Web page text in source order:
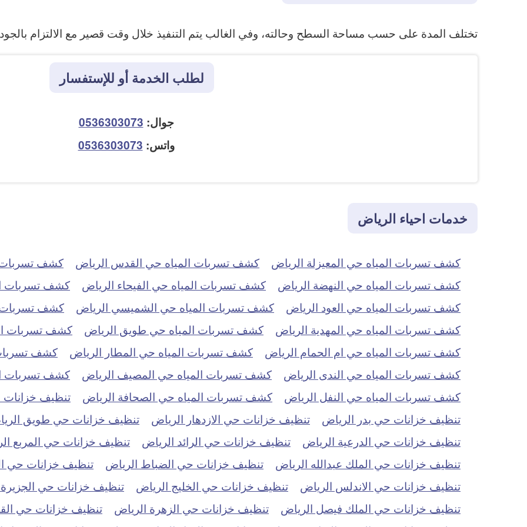
تختلف المدة على حسب مساحة السطح وحالته، وفي الغالب يتم التنفيذ خلال وقت قصير مع الالتزام
لطلب الخدمة أو للإستفسار
جوال: 0536303073
واتس: 0536303073
خدمات احياء الرياض
كشف تسربات المياه حي المعيزلة الرياض كشف تسربات المياه حي القدس الرياض
كشف تسربات
كشف تسربات المياه حي النهضة الرياض
كشف تسربات المياه حي الفيحاء الرياض
كشف تسربات
كشف تسربات المياه حي العود الرياض
كشف تسربات المياه حي الشميسي الرياض
كشف تسربات
كشف تسربات المياه حي المهدية الرياض
كشف تسربات المياه حي طويق الرياض
كشف تسربات
كشف تسربات المياه حي ام الحمام الرياض
كشف تسربات المياه حي المطار الرياض
كشف تسربات
كشف تسربات المياه حي الندى الرياض
كشف تسربات المياه حي المصيف الرياض
كشف تسربات
كشف تسربات المياه حي النفل الرياض
كشف تسربات المياه حي الصحافة الرياض
تنظيف خزانات
تنظيف خزانات حي بدر الرياض
تنظيف خزانات حي الازدهار الرياض تنظيف خزانات حي طويق
تنظيف خزانات حي الدرعية الرياض
تنظيف خزانات حي الرائد الرياض تنظيف خزانات حي المربع
تنظيف خزانات حي الملك عبدالله الرياض
تنظيف خزانات حي الضباط الرياض
تنظيف خزانات حي
تنظيف خزانات حي الاندلس الرياض
تنظيف خزانات حي الخليج الرياض
تنظيف خزانات حي
تنظيف خزانات حي الملك فيصل الرياض
تنظيف خزانات حي الزهرة الرياض
تنظيف خزانات حي